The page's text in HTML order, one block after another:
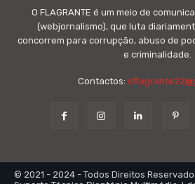
O FLAGRANTE é um meio de
(webjornalismo), que luta
concorrem para corrupção, abuso de
e criminalidade.
Contactos:
© 2021 - 2024 - Todos Direitos